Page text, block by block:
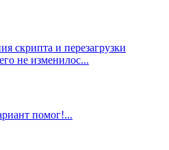
скрипта и перезагрузки
не изменилос...
помог!...